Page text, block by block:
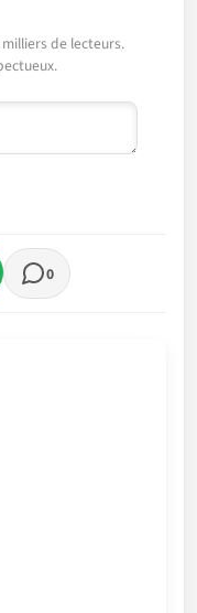
de lecteurs.
0